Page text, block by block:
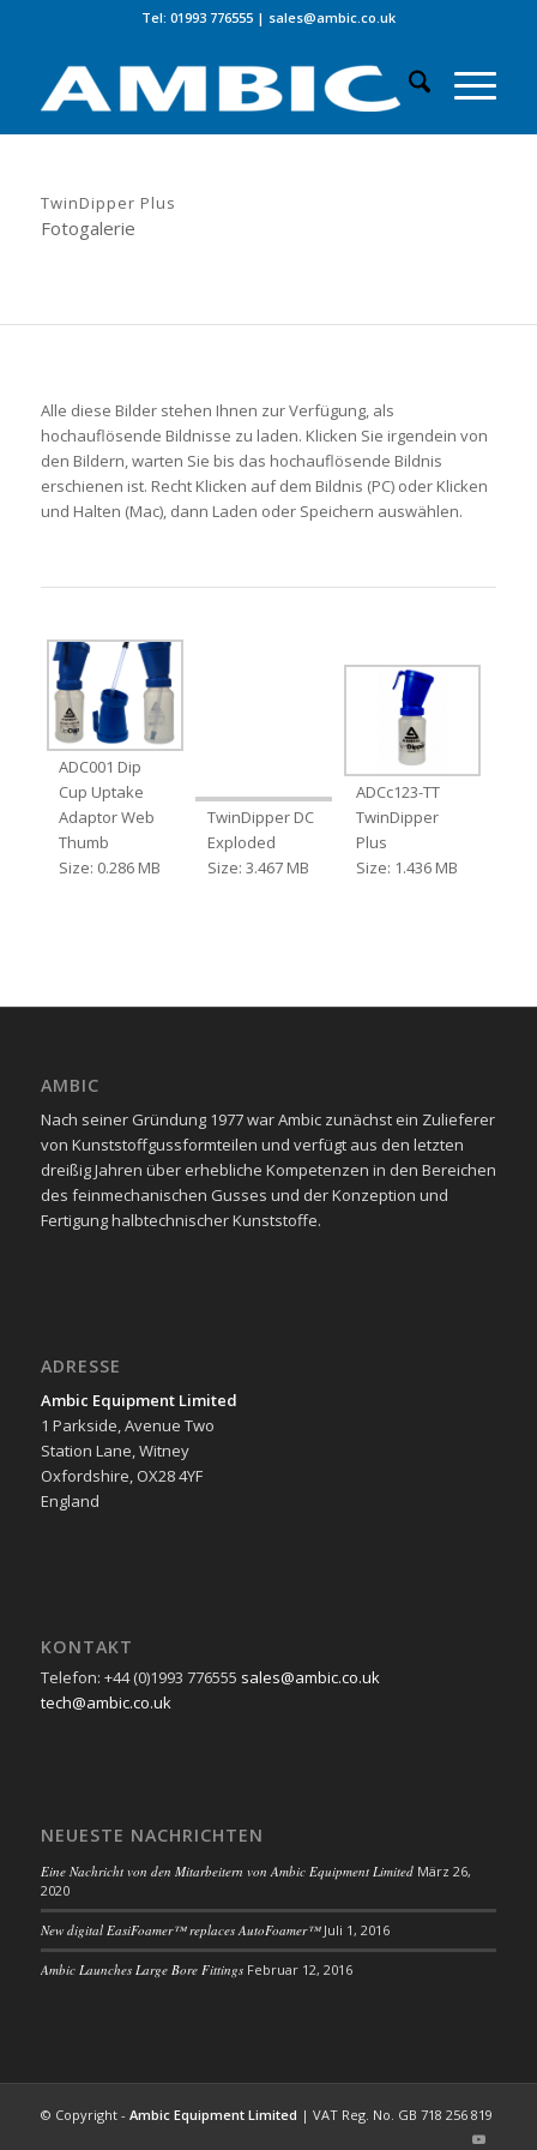
Tel: 01993 776555| sales@ambic.co.uk
TwinDipper Plus
Fotogalerie
Alle diese Bilder stehen Ihnen zur Verfügung, als
hochauflösende Bildnisse zu laden. Klicken Sie irgendein von
den Bildern, warten Sie bis das hochauflösende Bildnis
erschienen ist. Recht Klicken auf dem Bildnis (PC) oder Klicken
und Halten (Mac), dann Laden oder Speichern auswählen.
ADC001 Dip
Cup Uptake
Adaptor Web
Thumb
Size: 0.286 MB
TwinDipper DC
Exploded
Size: 3.467 MB
ADCc123-TT
TwinDipper
Plus
Size: 1.436 MB
AMBIC
Nach seiner Gründung 1977 war Ambic zunächst ein Zulieferer
von Kunststoffgussformteilen und verfügt aus den letzten
dreißig Jahren über erhebliche Kompetenzen in den Bereichen
des feinmechanischen Gusses und der Konzeption und
Fertigung halbtechnischer Kunststoffe.
ADRESSE
Ambic Equipment Limited
1 Parkside, Avenue Two
Station Lane, Witney
Oxfordshire, OX28 4YF
England
KONTAKT
Telefon: +44 (0)1993 776555 sales@ambic.co.uk
tech@ambic.co.uk
NEUESTE NACHRICHTEN
Eine Nachricht von den Mitarbeitern von Ambic Equipment Limited März 26,
2020
New digital EasiFoamer™ replaces AutoFoamer™ Juli 1, 2016
Ambic Launches Large Bore Fittings Februar 12, 2016
© Copyright - Ambic Equipment Limited | VAT Reg. No. GB 718 256 819